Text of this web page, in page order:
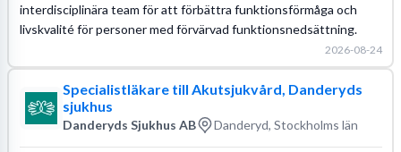
interdisciplinära team för att förbättra funktionsförmåga och
livskvalité för personer med förvärvad funktionsnedsättning.
2026-08-24
Specialistläkare till Akutsjukvård, Danderyds
sjukhus
Danderyds Sjukhus AB Danderyd, Stockholms län